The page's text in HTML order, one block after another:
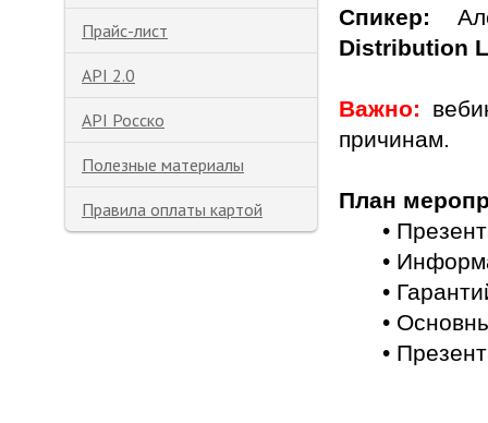
Прайс-лист
API 2.0
API Росско
Полезные материалы
Правила оплаты картой
Спикер:
Distribution
Важно:
причинам.
План
•
•
•
•
•